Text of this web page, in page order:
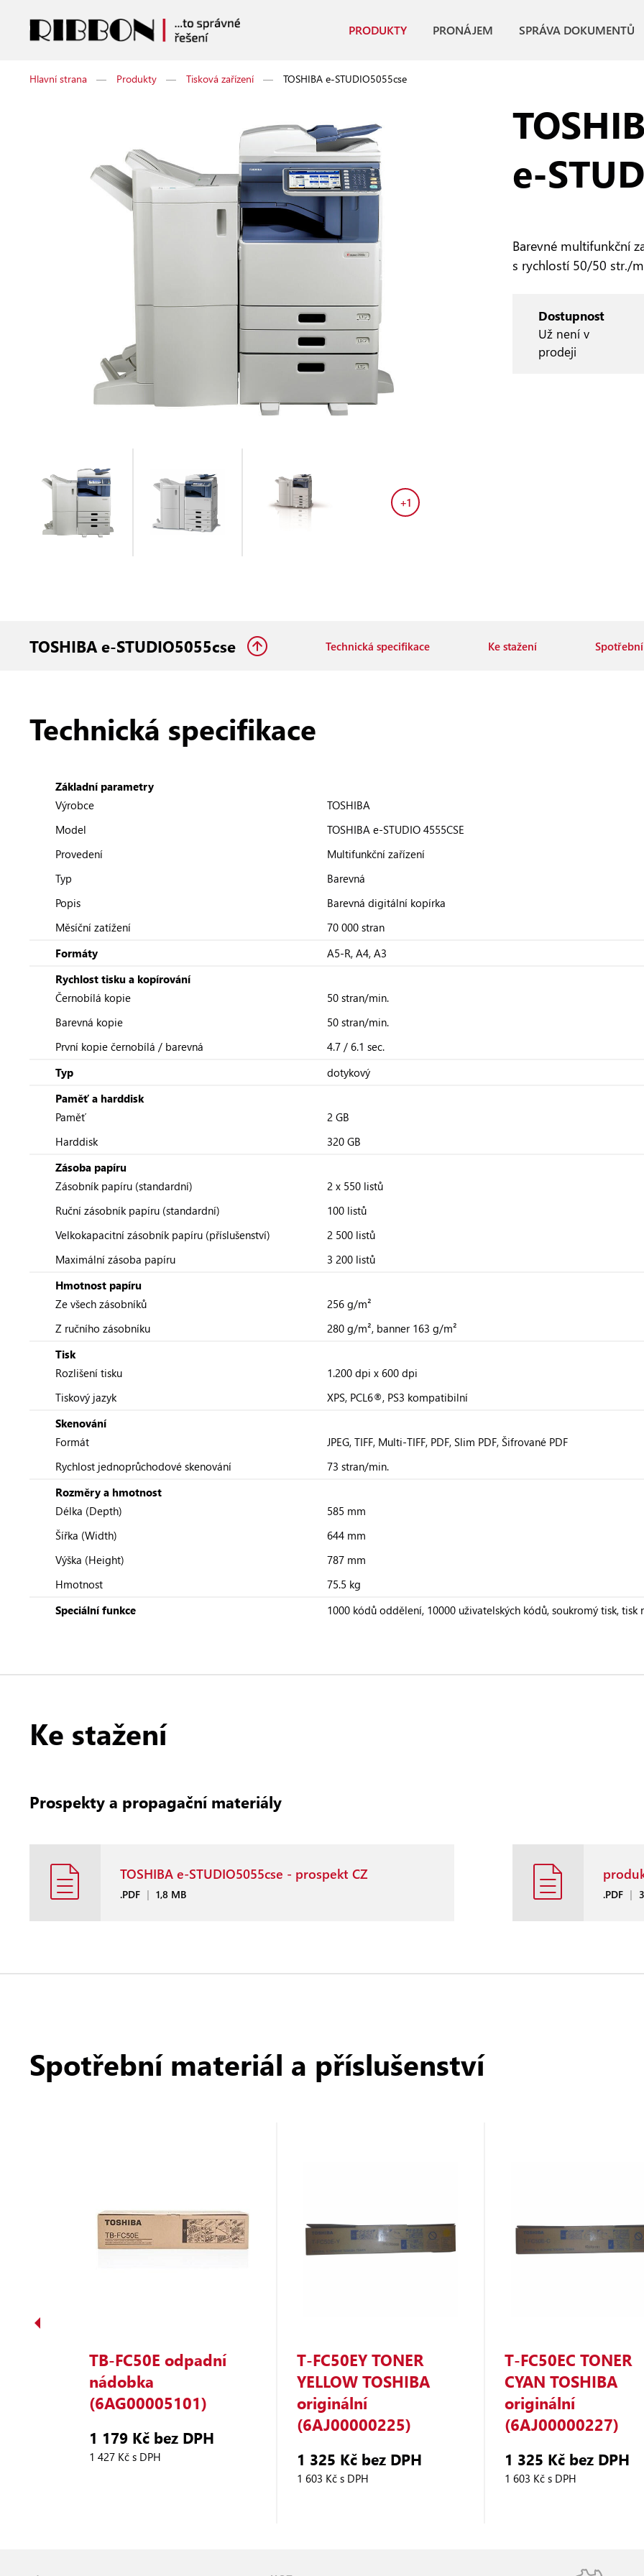
PRODUKTY PRONÁJEM SPRÁVA DOKUMENTŮ
Hlavní strana — Produkty — Tisková zařízení — TOSHIBA e-STUDIO5055cse
+1
Barevné multifunkční
s rychlostí 50/50 str./
Dostupnost
Už není v
prodeji
TOSHIBA e-STUDIO5055cse Technická specifikace Ke stažení
Technická specifikace
Základní parametry
Výrobce
TOSHIBA
Model
TOSHIBA e-STUDIO 4555CSE
Provedení
Multifunkční zařízení
Typ
Barevná
Popis
Barevná digitální kopírka
Měsíční zatížení
70 000 stran
Formáty
A5-R, A4, A3
Rychlost tisku a kopírování
Černobílá kopie
50 stran/min.
Barevná kopie
50 stran/min.
První kopie černobílá / barevná
4.7 / 6.1 sec.
Typ
dotykový
Paměť a harddisk
Paměť
2 GB
Harddisk
320 GB
Zásoba papíru
Zásobník papíru (standardní)
2 x 550 listů
Ruční zásobník papíru (standardní)
100 listů
Velkokapacitní zásobník papíru (příslušenství)
2 500 listů
Maximální zásoba papíru
3 200 listů
Hmotnost papíru
Ze všech zásobníků
256 g/m²
Z ručního zásobníku
280 g/m², banner 163 g/m²
Tisk
Rozlišení tisku
1.200 dpi x 600 dpi
Tiskový jazyk
XPS, PCL6®, PS3 kompatibilní
Skenování
Formát
JPEG, TIFF, Multi-TIFF, PDF, Slim PDF, Šifrované PDF
Rychlost jednoprůchodové skenování
73 stran/min.
Rozměry a hmotnost
Délka (Depth)
585 mm
Šířka (Width)
644 mm
Výška (Height)
787 mm
Hmotnost
75.5 kg
Speciální funkce
1000 kódů oddělení, 10000 uživatelských kódů, soukromý tisk, tisk
Ke stažení
Prospekty a propagační materiály
TOSHIBA e-STUDIO5055cse - prospekt CZ
.PDF | 1,8 MB .PDF |
Spotřební materiál a příslušenství
TB‑FC50E odpadní
nádobka
(6AG00005101)
1 179 Kč bez DPH
1 427 Kč s DPH
T‑FC50EY TONER
YELLOW TOSHIBA
originální
(6AJ00000225)
1 325 Kč bez DPH
1 603 Kč s DPH
T‑FC50EC TONER
CYAN TOSHIBA
originální
(6AJ00000227)
1 325 Kč bez DPH
1 603 Kč s DPH